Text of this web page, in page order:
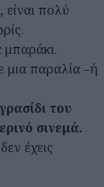
πολύ
μπαράκι.
μια παραλία –ή
του
σινεμά.
έχεις